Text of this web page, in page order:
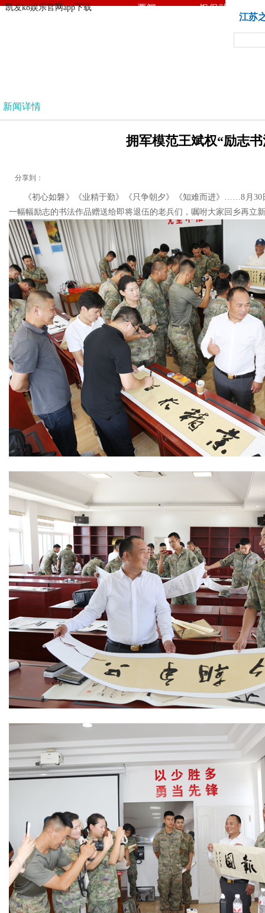
凯发k8娱乐官网app下载
凯发k8娱乐官网app下载
要闻 银保动态
江苏
新闻详情
拥军模范王斌权“励志
分享到：
《初心如磐》《业精于勤》《只争朝夕》《知难而进》……8月30日
一幅幅励志的书法作品赠送给即将退伍的老兵们，嘱咐大家回乡再立